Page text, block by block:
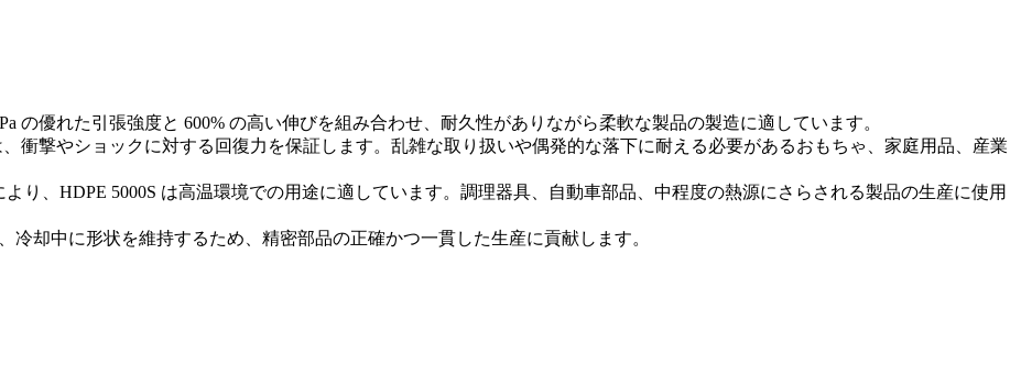
の優れた引張強度と 600% の高い伸びを組み合わせ、耐久性がありながら柔軟な製品の製造に適しています。
衝撃やショックに対する回復力を保証します。乱雑な取り扱いや偶発的な落下に耐える必要があるおもちゃ、家庭用品、産業
り、HDPE 5000S は高温環境での用途に適しています。調理器具、自動車部品、中程度の熱源にさらされる製品の生産に使用
冷却中に形状を維持するため、精密部品の正確かつ一貫した生産に貢献します。